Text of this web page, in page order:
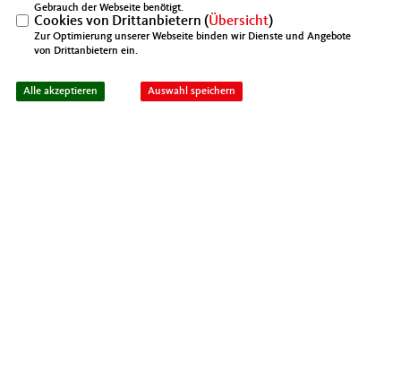
14.12.2019
MIT Darmstadt-Dieburg fordert Rücknahme
14.12.2019
Gebrauch der Webseite benötigt.
Cookies von Drittanbietern (Übersicht)
Zur Optimierung unserer Webseite binden wir Dienste und Angebote
von Drittanbietern ein.
Alle akzeptieren Auswahl speichern